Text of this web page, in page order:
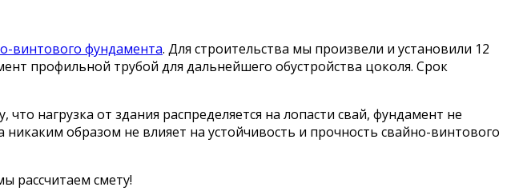
винтового фундамента. Для строительства мы произвели и установили 12
профильной трубой для дальнейшего обустройства цоколя. Срок
нагрузка от здания распределяется на лопасти свай, фундамент не
образом не влияет на устойчивость и прочность свайно-винтового
рассчитаем смету!